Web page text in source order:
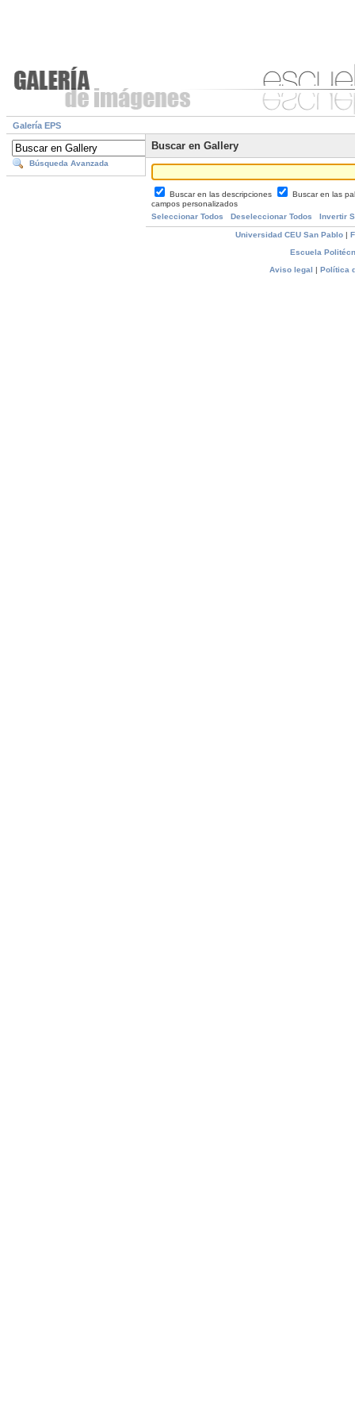
Galería EPS
Búsqueda Avanzada
Buscar en Gallery
Buscar en las descripciones
Buscar en las
campos personalizados
Seleccionar Todos
Deseleccionar Todos Invertir
Universidad CEU San Pablo|
Escuela
Aviso legal | Política